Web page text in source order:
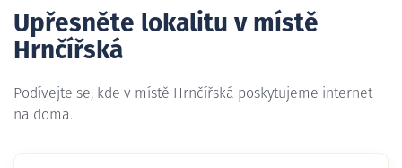
Upřesněte lokalitu v místě
Hrnčířská
Podívejte se, kde v místě Hrnčířská poskytujeme internet
na doma.